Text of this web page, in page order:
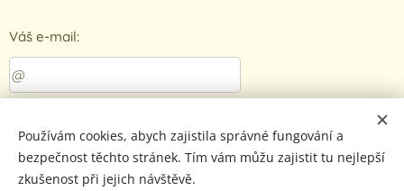
Váš e-mail:
Zásady zpracování osobních údajů
Používám cookies, abych zajistila správné fungování a
bezpečnost těchto stránek. Tím vám můžu zajistit tu nejlepší
zkušenost při jejich návštěvě.